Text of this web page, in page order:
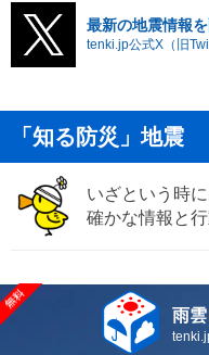
最新の地震情報
tenki.jp公式X（旧
「知る防災」地震
いざという時
確かな情報と
雨